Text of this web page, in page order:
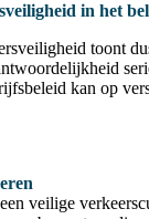
in het
toont
kan op
veilige